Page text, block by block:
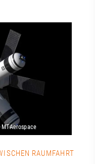
RAUMFAHRT